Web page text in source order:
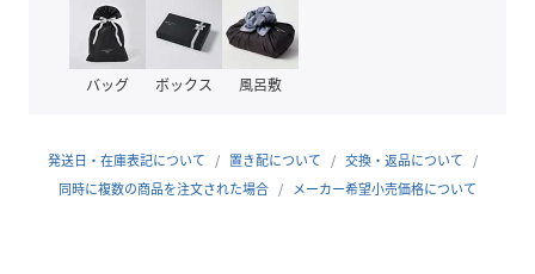
のロゴが際立つ、ストリートでクールな足元を演出。
064（パープル）：キッチュな可愛さと毒っぽさが同居す
る、ニュアンスカラー。
M2652 アイスキャラスリットT
バッグ ボックス 風呂敷
発送日・在庫表記について 置き配について
交換・返品について
同時に複数の商品を注文された場合
メーカー希望小売価格について